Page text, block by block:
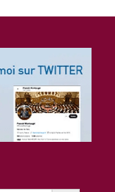
Search Button